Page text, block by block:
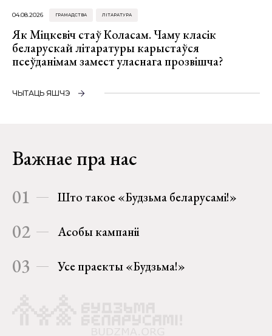
04.08.2026 ГРАМАДСТВА ЛІТАРАТУРА
Як Міцкевіч стаў Коласам. Чаму класік
беларускай літаратуры карыстаўся
псеўданімам замест уласнага прозвішча?
ЧЫТАЦЬ ЯШЧЭ
Важнае пра нас
01 Што такое «Будзьма беларусамі!»
02 Асобы кампаніі
03 Усе праекты «Будзьма!»